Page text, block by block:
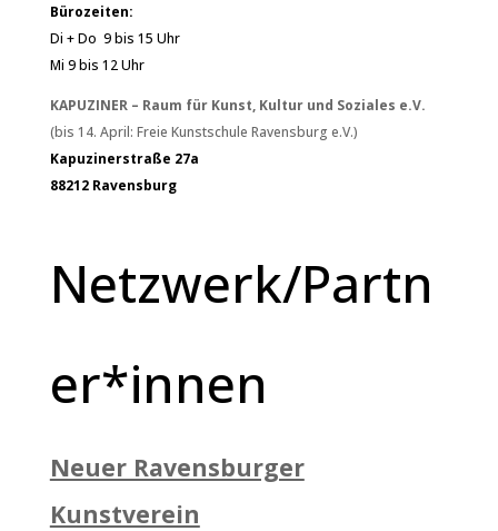
Bürozeiten:
Di + Do 9 bis 15 Uhr
Mi 9 bis 12 Uhr
KAPUZINER – Raum für Kunst, Kultur und Soziales e.V.
(bis 14. April: Freie Kunstschule Ravensburg e.V.)
Kapuzinerstraße 27a
88212 Ravensburg
Netzwerk/Partn
er*innen
Neuer Ravensburger
Kunstverein